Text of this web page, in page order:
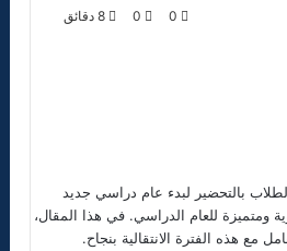
0
0
بالتحضير لبدء عام دراسي جديد
ومتميزة للعام الدراسي. في هذا المقال،
مع هذه الفترة الانتقالية بنجاح.